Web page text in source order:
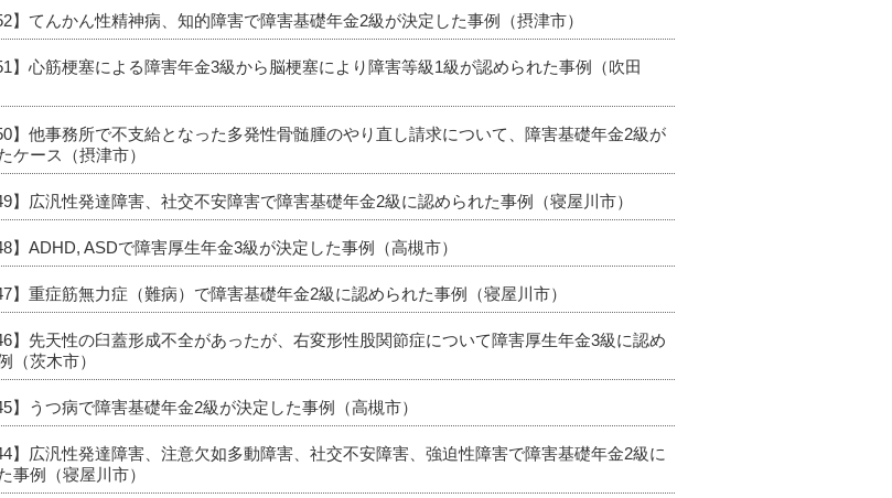
】てんかん性精神病、知的障害で障害基礎年金2級が決定した事例（摂津市）
】心筋梗塞による障害年金3級から脳梗塞により障害等級1級が認められた事例（吹田
】他事務所で不支給となった多発性骨髄腫のやり直し請求について、障害基礎年金2級が
ケース（摂津市）
】広汎性発達障害、社交不安障害で障害基礎年金2級に認められた事例（寝屋川市）
】ADHD, ASDで障害厚生年金3級が決定した事例（高槻市）
】重症筋無力症（難病）で障害基礎年金2級に認められた事例（寝屋川市）
】先天性の臼蓋形成不全があったが、右変形性股関節症について障害厚生年金3級に認め
（茨木市）
】うつ病で障害基礎年金2級が決定した事例（高槻市）
】広汎性発達障害、注意欠如多動障害、社交不安障害、強迫性障害で障害基礎年金2級に
事例（寝屋川市）